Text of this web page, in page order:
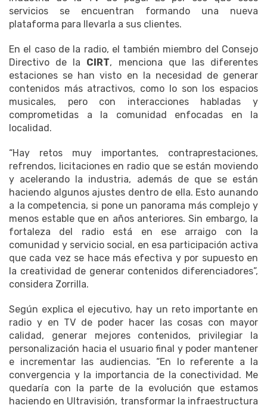
servicios se encuentran formando una nueva
plataforma para llevarla a sus clientes.
En el caso de la radio, el también miembro del Consejo
Directivo de la CIRT, menciona que las diferentes
estaciones se han visto en la necesidad de generar
contenidos más atractivos, como lo son los espacios
musicales, pero con interacciones habladas y
comprometidas a la comunidad enfocadas en la
localidad.
“Hay retos muy importantes, contraprestaciones,
refrendos, licitaciones en radio que se están moviendo
y acelerando la industria, además de que se están
haciendo algunos ajustes dentro de ella. Esto aunando
a la competencia, si pone un panorama más complejo y
menos estable que en años anteriores. Sin embargo, la
fortaleza del radio está en ese arraigo con la
comunidad y servicio social, en esa participación activa
que cada vez se hace más efectiva y por supuesto en
la creatividad de generar contenidos diferenciadores”,
considera Zorrilla.
Según explica el ejecutivo, hay un reto importante en
radio y en TV de poder hacer las cosas con mayor
calidad, generar mejores contenidos, privilegiar la
personalización hacia el usuario final y poder mantener
e incrementar las audiencias. “En lo referente a la
convergencia y la importancia de la conectividad. Me
quedaría con la parte de la evolución que estamos
haciendo en Ultravisión, transformar la infraestructura